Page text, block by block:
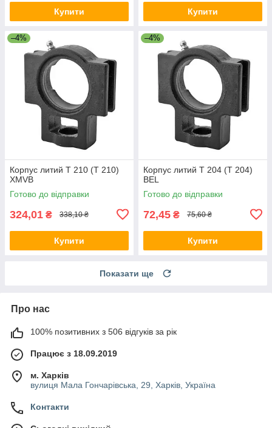
Купити Купити
–4%
Корпус литий T 210 (T 210)
XMVB
Готово до відправки
324,01 ₴ 338,10 ₴
Купити
–4%
Корпус литий T 204 (T 204)
BEL
Готово до відправки
72,45 ₴ 75,60 ₴
Купити
Показати ще
Про нас
100% позитивних з 506 відгуків за рік
Працює з 18.09.2019
м. Харків
вулиця Мала Гончарівська, 29, Харків, Україна
Контакти